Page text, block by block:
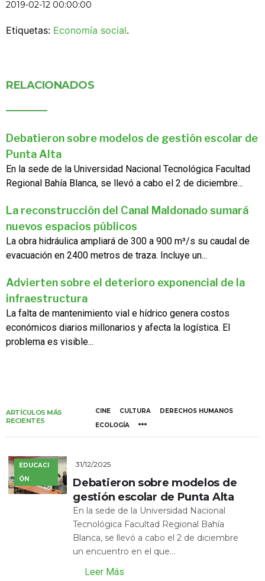
2019-02-12 00:00:00
Etiquetas: Economía social.
RELACIONADOS
Debatieron sobre modelos de gestión escolar de
Punta Alta
En la sede de la Universidad Nacional Tecnológica Facultad
Regional Bahía Blanca, se llevó a cabo el 2 de diciembre...
La reconstrucción del Canal Maldonado sumará
nuevos espacios públicos
La obra hidráulica ampliará de 300 a 900 m³/s su caudal de
evacuación en 2400 metros de traza. Incluye un...
Advierten sobre el deterioro exponencial de la
infraestructura
La falta de mantenimiento vial e hídrico genera costos
económicos diarios millonarios y afecta la logística. El
problema es visible...
ARTÍCULOS MÁS
RECIENTES
CINE CULTURA
DERECHOS HUMANOS
ECOLOGÍA
EDUCACI
ÓN
31/12/2025
Debatieron sobre modelos de
gestión escolar de Punta Alta
En la sede de la Universidad Nacional
Tecnológica Facultad Regional Bahía
Blanca, se llevó a cabo el 2 de diciembre
un encuentro en el que...
Leer Más